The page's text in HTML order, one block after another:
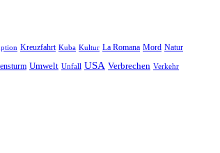
Kreuzfahrt Kuba Kultur La Romana Mord Natur
Umwelt Unfall USA Verbrechen Verkehr